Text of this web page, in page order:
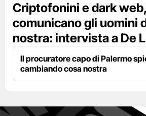
Criptofonini e dark
comunicano gli uomini
nostra: intervista a De
Il procuratore capo di Palermo
cambiando cosa nostra